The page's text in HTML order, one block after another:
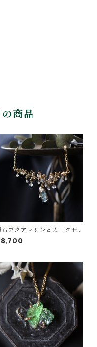
商品
石アクアマリンとカニクサ
葉の雫ネックレス